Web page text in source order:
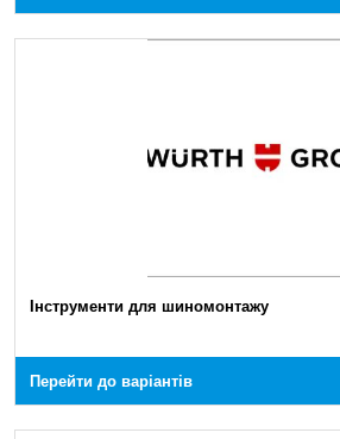
Інструменти для шиномонтажу
Перейти до варіантів